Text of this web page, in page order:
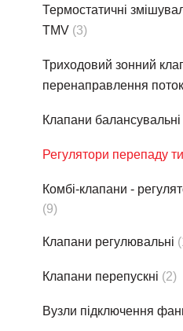
Термостатичні
TMV (3)
Триходовий зонний
перенаправлення
Клапани балансувальні
Регулятори перепаду
Комбі-клапани -
(9)
Клапани регулювальні
Клапани перепускні (2)
Вузли підключення